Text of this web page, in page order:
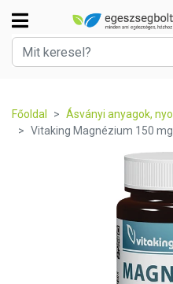
Főoldal Ásványi anyagok,
Vitaking Magnézium 150